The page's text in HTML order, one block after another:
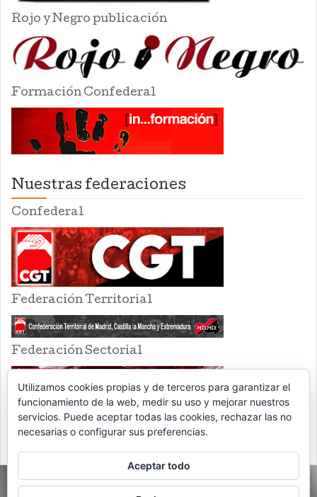
Rojo y Negro publicación
Formación Confederal
Nuestras federaciones
Confederal
Federación Territorial
Federación Sectorial
Utilizamos cookies propias y de terceros para garantizar el
funcionamiento de la web, medir su uso y mejorar nuestros
servicios. Puede aceptar todas las cookies, rechazar las no
necesarias o configurar sus preferencias.
Aceptar todo